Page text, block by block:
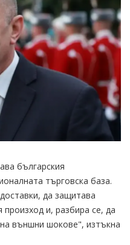
българския
търговска база.
да защитава
произход и, разбира се, да
външни шокове", изтъкна